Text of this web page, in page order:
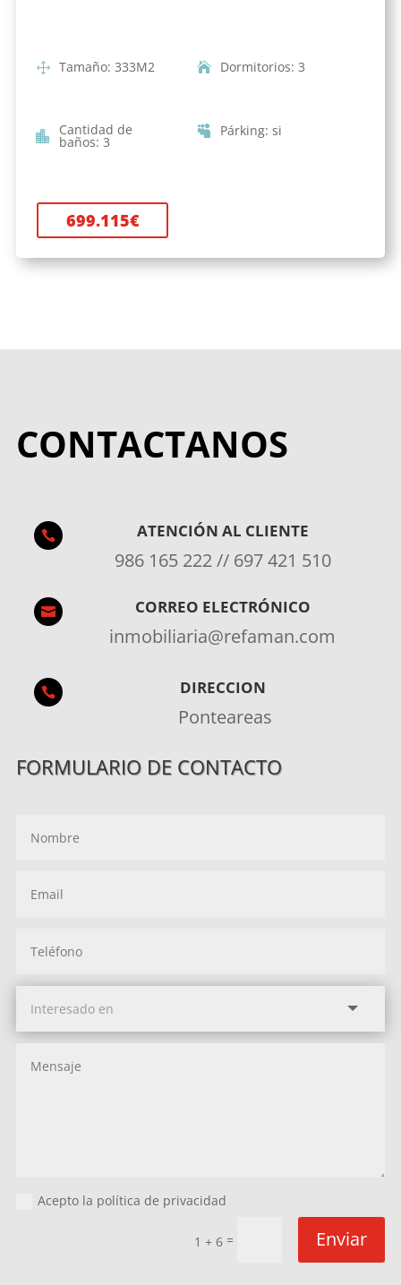
Tamaño: 333M2 Dormitorios: 3
Cantidad de
baños: 3
Párking: si
699.115€
CONTACTANOS
 ATENCIÓN AL CLIENTE
986 165 222 // 697 421 510
 CORREO ELECTRÓNICO
inmobiliaria@refaman.com
 DIRECCION
Ponteareas
FORMULARIO DE CONTACTO
Acepto la política de privacidad
1 + 6 = Enviar